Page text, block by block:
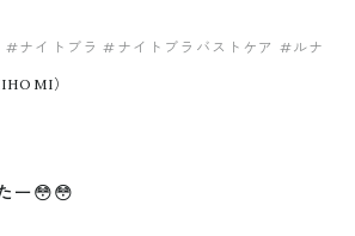
#ナイトブラ #ナイトブラバストケア #ルナ
）
ー😳😳